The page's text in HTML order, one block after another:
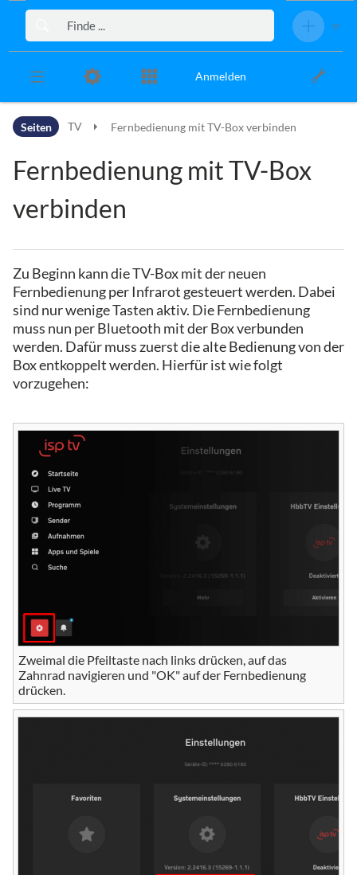
Zur Kopfleiste
Zur Hauptnavigation
Zu den Seitenwerkzeugen
Anmelden
Seiten TV Fernbedienung mit TV-Box verbinden
Fernbedienung mit TV-Box
verbinden
Zu Beginn kann die TV-Box mit der neuen
Fernbedienung per Infrarot gesteuert werden. Dabei
sind nur wenige Tasten aktiv. Die Fernbedienung
muss nun per Bluetooth mit der Box verbunden
werden. Dafür muss zuerst die alte Bedienung von der
Box entkoppelt werden. Hierfür ist wie folgt
vorzugehen:
Zweimal die Pfeiltaste nach links drücken, auf das
Zahnrad navigieren und "OK" auf der Fernbedienung
drücken.